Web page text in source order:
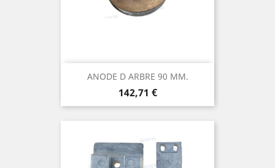
ANODE D ARBRE 90 MM.
Prix
142,71 €